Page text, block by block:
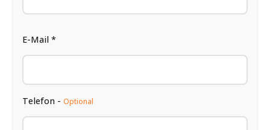
E-Mail *
Telefon - Optional